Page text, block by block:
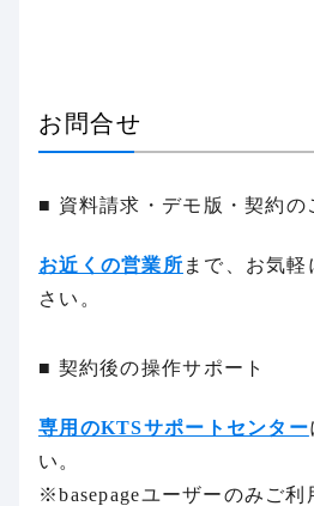
お問合せ
■ 資料請求・デモ版・契約の
お近くの営業所 まで、お気
さい。
■ 契約後の操作サポート
専用のKTSサポートセンター
い。
※basepageユーザーのみご利